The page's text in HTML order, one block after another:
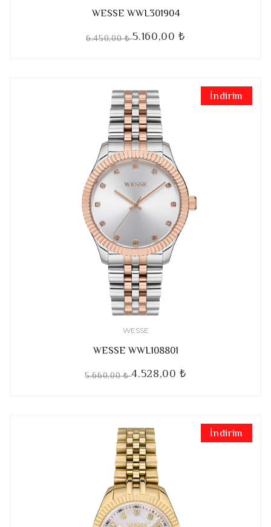
WESSE WWL301904
6.450,00 ₺5.160,00 ₺
İndirim
WESSE
WESSE WWL108801
5.660,00 ₺4.528,00 ₺
İndirim